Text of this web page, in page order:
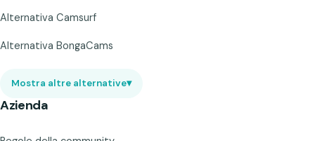
Alternativa Camsurf
Alternativa BongaCams
Mostra altre alternative▾
Azienda